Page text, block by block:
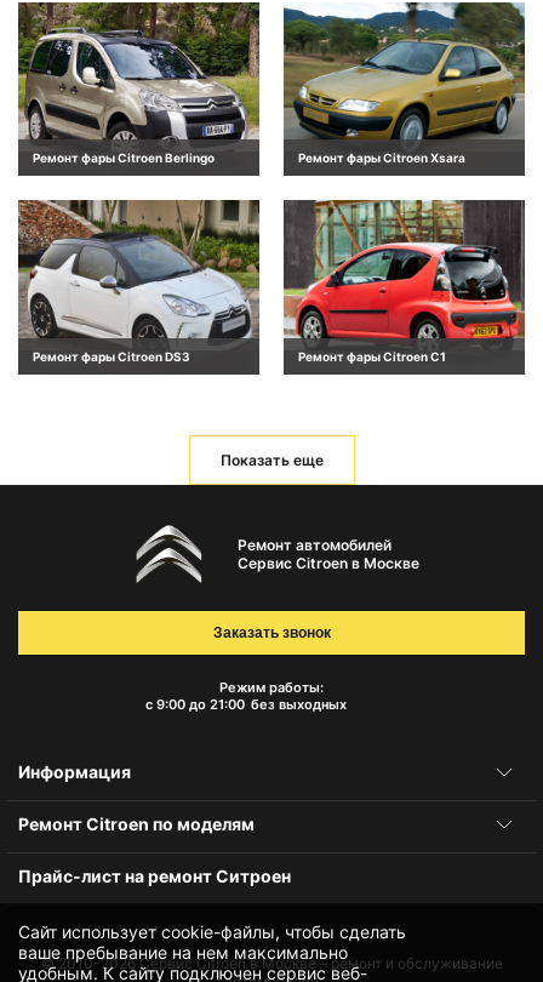
Ремонт фары Citroen Berlingo Ремонт фары Citroen Xsara
Ремонт фары Citroen DS3 Ремонт фары Citroen C1
Показать еще
Сайт использует cookie-файлы, чтобы сделать
ваше пребывание на нем максимально
удобным. К cайту подключен сервис веб-
Ремонт автомобилей
Сервис Citroen в Москве
Режим работы:
с 9:00 до 21:00 без выходных
Заказать звонок
Информация
Ремонт Citroen по моделям
Прайс-лист на ремонт Ситроен
© 2010-2026Сервис Citroen в Москве – ремонт и обслуживание